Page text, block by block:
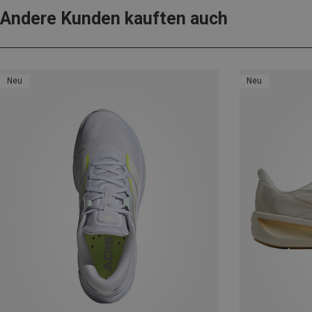
Andere Kunden kauften auch
Neu Neu